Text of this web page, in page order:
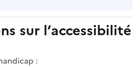
sur l’accessibilité
: